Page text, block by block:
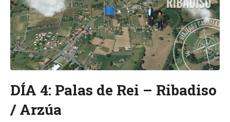
DÍA 4: Palas de Rei – Ribadiso
/ Arzúa